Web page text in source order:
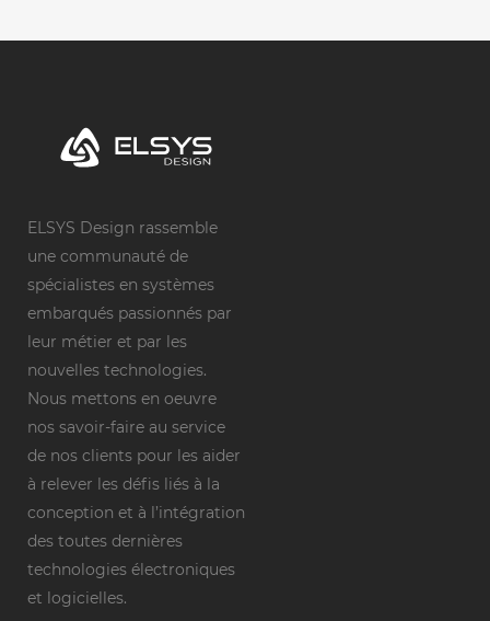
ELSYS Design rassemble
une communauté de
spécialistes en systèmes
embarqués passionnés par
leur métier et par les
nouvelles technologies.
Nous mettons en oeuvre
nos savoir-faire au service
de nos clients pour les aider
à relever les défis liés à la
conception et à l’intégration
des toutes dernières
technologies électroniques
et logicielles.